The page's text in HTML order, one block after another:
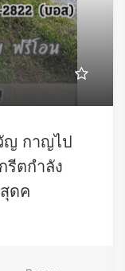
ญ กาญไป
รีตกำลัง
ดค